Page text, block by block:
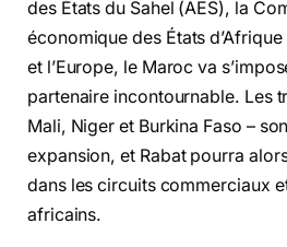
des États du Sahel (AES), la
économique des États d’Afrique
et l’Europe, le Maroc va
partenaire incontournable. Les
Mali, Niger et Burkina Faso –
expansion, et Rabat pourra
dans les circuits commerciaux
africains.